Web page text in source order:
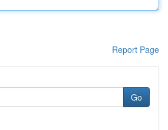
Report Page
Go